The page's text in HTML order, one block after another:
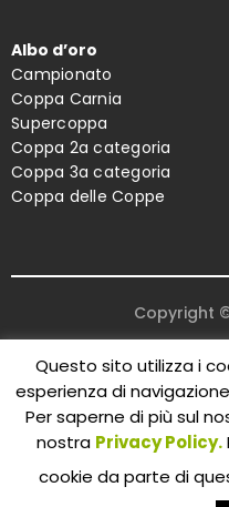
Albo d’oro
Campionato
Coppa Carnia
Supercoppa
Coppa 2a categoria
Coppa 3a categoria
Coppa delle Coppe
Copyright
Questo sito utilizza i
esperienza di
Per saperne di più sul
nostra Privacy Policy.
cookie da parte di